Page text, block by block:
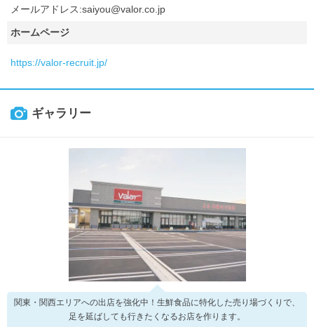
メールアドレス:saiyou@valor.co.jp
ホームページ
https://valor-recruit.jp/
ギャラリー
関東・関西エリアへの出店を強化中！生鮮食品に特化した売り場づくりで、
足を延ばしても行きたくなるお店を作ります。